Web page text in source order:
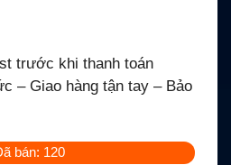
trước khi thanh toán
– Giao hàng tận tay – Bảo
bán: 120